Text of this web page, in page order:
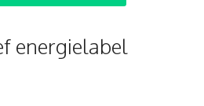
energielabel